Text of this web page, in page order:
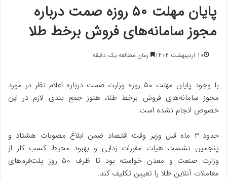
پایان مهلت ۵۰ روزه صمت درباره
مجوز سامانه‌های فروش برخط طلا
۱۰ اردیبهشت ۱۴۰۴ زمان مطالعه یک دقیقه
با وجود پایان مهلت ۵۰ روزه وزارت صمت درباره اعلام نظر در مورد
مجوز سامانه‌های فروش برخط طلا، هنوز جمع بندی لازم در این
خصوص انجام نشده است.
حدود ۳ ماه قبل وزیر وقت اقتصاد ضمن ابلاغ مصوبات هشتاد و
پنجمین نشست هیات مقررات زدایی و بهبود محیط کسب کار از
وزارت صنعت و معدن خواسته بود تا ظرف ۵۰ روز پلت‌فرم‌های
معاملات آنلاین طلا را تعیین تکلیف کند.